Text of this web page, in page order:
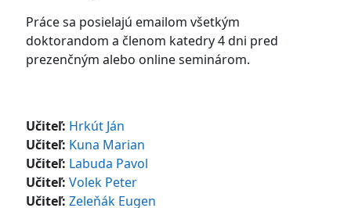
Práce sa posielajú emailom všetkým
doktorandom a členom katedry 4 dni pred
prezenčným alebo online seminárom.
Učiteľ: Hrkút Ján
Učiteľ: Kuna Marian
Učiteľ: Labuda Pavol
Učiteľ: Volek Peter
Učiteľ: Zeleňák Eugen